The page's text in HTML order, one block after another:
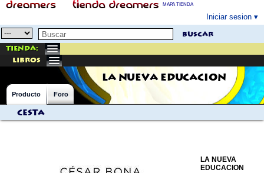
MAPA TIENDA
Iniciar sesion
buscar
Tienda:
libros
LA NUEVA EDUCACION
Producto Foro
Cesta
LA NUEVA
EDUCACION